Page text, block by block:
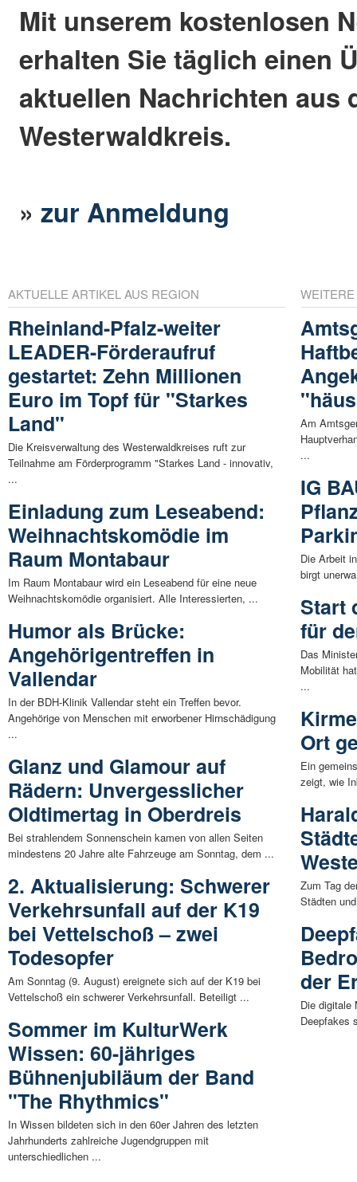
Mit unserem kostenlosen
erhalten Sie täglich einen
aktuellen Nachrichten aus
Westerwaldkreis.
»zur Anmeldung
AKTUELLE ARTIKEL AUS REGION
Rheinland-Pfalz-weiter
LEADER-Förderaufruf
gestartet: Zehn Millionen
Euro im Topf für "Starkes
Land"
Die Kreisverwaltung des Westerwaldkreises ruft zur
Teilnahme am Förderprogramm "Starkes Land - innovativ,
...
Einladung zum Leseabend:
Weihnachtskomödie im
Raum Montabaur
Im Raum Montabaur wird ein Leseabend für eine neue
Weihnachtskomödie organisiert. Alle Interessierten, ...
Humor als Brücke:
Angehörigentreffen in
Vallendar
In der BDH-Klinik Vallendar steht ein Treffen bevor.
Angehörige von Menschen mit erworbener Hirnschädigung
...
Glanz und Glamour auf
Rädern: Unvergesslicher
Oldtimertag in Oberdreis
Bei strahlendem Sonnenschein kamen von allen Seiten
mindestens 20 Jahre alte Fahrzeuge am Sonntag, dem ...
2. Aktualisierung: Schwerer
Verkehrsunfall auf der K19
bei Vettelschoß – zwei
Todesopfer
Am Sonntag (9. August) ereignete sich auf der K19 bei
Vettelschoß ein schwerer Verkehrsunfall. Beteiligt ...
Sommer im KulturWerk
Wissen: 60-jähriges
Bühnenjubiläum der Band
"The Rhythmics"
In Wissen bildeten sich in den 60er Jahren des letzten
Jahrhunderts zahlreiche Jugendgruppen mit
unterschiedlichen ...
Am
...
IG
Die Arbeit
birgt
Start
für
Das
Mobilität
...
Ort
Ein
zeigt, wie
Zum Tag
Städten
der
Die digitale
Deepfakes